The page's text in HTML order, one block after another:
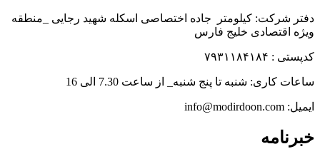
دفتر شرکت: کیلومتر جاده اختصاصی اسکله شهید رجایی _منطقه
ویژه اقتصادی خلیج فارس
کدپستی : ۷۹۳۱۱۸۴۱۸۴
ساعات کاری: شنبه تا پنج شنبه_ از ساعت 7.30 الی 16
ایمیل: info@modirdoon.com
خبرنامه